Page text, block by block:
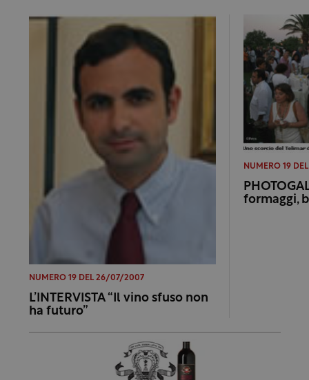
NUMERO 19 DEL 26/07/2007
L’INTERVISTA “Il vino sfuso non
ha futuro”
NUMERO 19
formaggi,